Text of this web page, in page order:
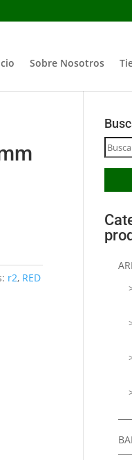
Sobre Nosotros
r2, RED
por: